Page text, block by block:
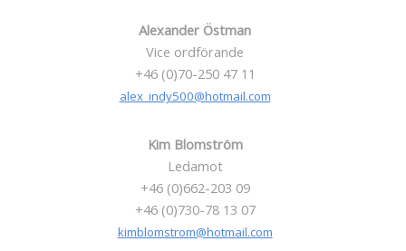
Alexander Östman
Vice ordförande
+46 (0)70-250 47 11
alex_indy500@hotmail.com
Kim Blomström
Ledamot
+46 (0)662-203 09
+46 (0)730-78 13 07
kimblomstrom@hotmail.com